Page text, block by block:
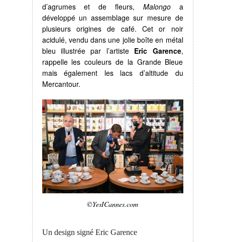
d’agrumes et de fleurs, Malongoa
développé un assemblage sur mesure de
plusieurs origines de café. Cet or noir
acidulé, vendu dans une jolie boîte en métal
bleu illustrée par l’artiste Eric Garence,
rappelle les couleurs de la Grande Bleue
mais également les lacs d’altitude du
Mercantour.
©YesICannes.com
Un design signé Eric Garence